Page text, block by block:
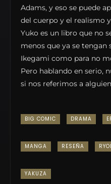
Adams, y eso se puede
del cuerpo y el realismo
Yuko es un libro que no
menos que ya se tengan
Ikegami como para no
Pero hablando en serio,
si nos referimos a
BIG COMIC DRAMA
MANGA RESEÑA
YAKUZA